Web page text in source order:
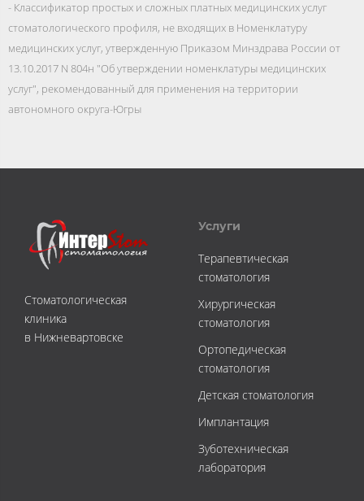
- Классификатор простых и сложных платных медицинских услуг
стоматологического профиля, не входящих в Номенклатуру
медицинских услуг, утвержденную Приказом Минздрава России от
13.10.2017 N 804н "Об утверждении номенклатуры медицинских
услуг", рекомендованный для применения на территории
автономного округа-Югры
Стоматологическая
клиника
в Нижневартовске
Услуги
Терапевтическая
стоматология
Хирургическая
стоматология
Ортопедическая
стоматология
Детская стоматология
Имплантация
Зуботехническая
лаборатория